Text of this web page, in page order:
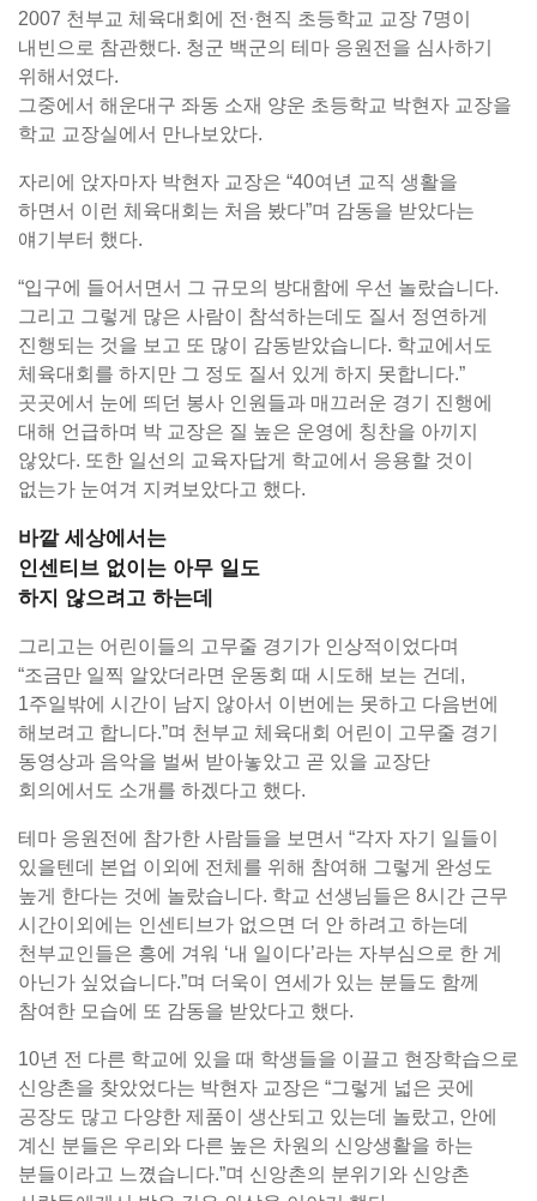
2007 천부교 체육대회에 전·현직 초등학교 교장 7명이
내빈으로 참관했다. 청군 백군의 테마 응원전을 심사하기
위해서였다.
그중에서 해운대구 좌동 소재 양운 초등학교 박현자 교장을
학교 교장실에서 만나보았다.
자리에 앉자마자 박현자 교장은 “40여년 교직 생활을
하면서 이런 체육대회는 처음 봤다”며 감동을 받았다는
얘기부터 했다.
“입구에 들어서면서 그 규모의 방대함에 우선 놀랐습니다.
그리고 그렇게 많은 사람이 참석하는데도 질서 정연하게
진행되는 것을 보고 또 많이 감동받았습니다. 학교에서도
체육대회를 하지만 그 정도 질서 있게 하지 못합니다.”
곳곳에서 눈에 띄던 봉사 인원들과 매끄러운 경기 진행에
대해 언급하며 박 교장은 질 높은 운영에 칭찬을 아끼지
않았다. 또한 일선의 교육자답게 학교에서 응용할 것이
없는가 눈여겨 지켜보았다고 했다.
바깥 세상에서는
인센티브 없이는 아무 일도
하지 않으려고 하는데
그리고는 어린이들의 고무줄 경기가 인상적이었다며
“조금만 일찍 알았더라면 운동회 때 시도해 보는 건데,
1주일밖에 시간이 남지 않아서 이번에는 못하고 다음번에
해보려고 합니다.”며 천부교 체육대회 어린이 고무줄 경기
동영상과 음악을 벌써 받아놓았고 곧 있을 교장단
회의에서도 소개를 하겠다고 했다.
테마 응원전에 참가한 사람들을 보면서 “각자 자기 일들이
있을텐데 본업 이외에 전체를 위해 참여해 그렇게 완성도
높게 한다는 것에 놀랐습니다. 학교 선생님들은 8시간 근무
시간이외에는 인센티브가 없으면 더 안 하려고 하는데
천부교인들은 흥에 겨워 ‘내 일이다’라는 자부심으로 한 게
아닌가 싶었습니다.”며 더욱이 연세가 있는 분들도 함께
참여한 모습에 또 감동을 받았다고 했다.
10년 전 다른 학교에 있을 때 학생들을 이끌고 현장학습으로
신앙촌을 찾았었다는 박현자 교장은 “그렇게 넓은 곳에
공장도 많고 다양한 제품이 생산되고 있는데 놀랐고, 안에
계신 분들은 우리와 다른 높은 차원의 신앙생활을 하는
분들이라고 느꼈습니다.”며 신앙촌의 분위기와 신앙촌